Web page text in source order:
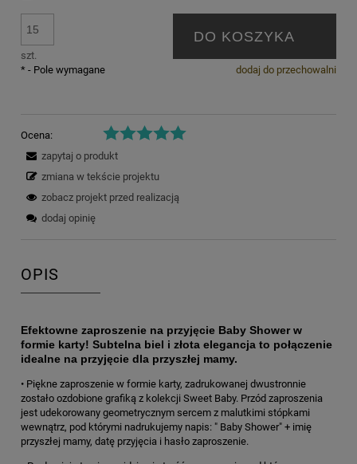
szt.
DO KOSZYKA
dodaj do przechowalni
* - Pole wymagane
Ocena:
zapytaj o produkt
zmiana w tekście projektu
zobacz projekt przed realizacją
dodaj opinię
OPIS
Efektowne zaproszenie na przyjęcie Baby Shower w
formie karty! Subtelna biel i złota elegancja to połączenie
idealne na przyjęcie dla przyszłej mamy.
• Piękne zaproszenie w formie karty, zadrukowanej dwustronnie
zostało ozdobione grafiką z kolekcji Sweet Baby. Przód zaproszenia
jest udekorowany geometrycznym sercem z malutkimi stópkami
wewnątrz, pod którymi nadrukujemy napis: " Baby Shower" + imię
przyszłej mamy, datę przyjęcia i hasło zaproszenie.